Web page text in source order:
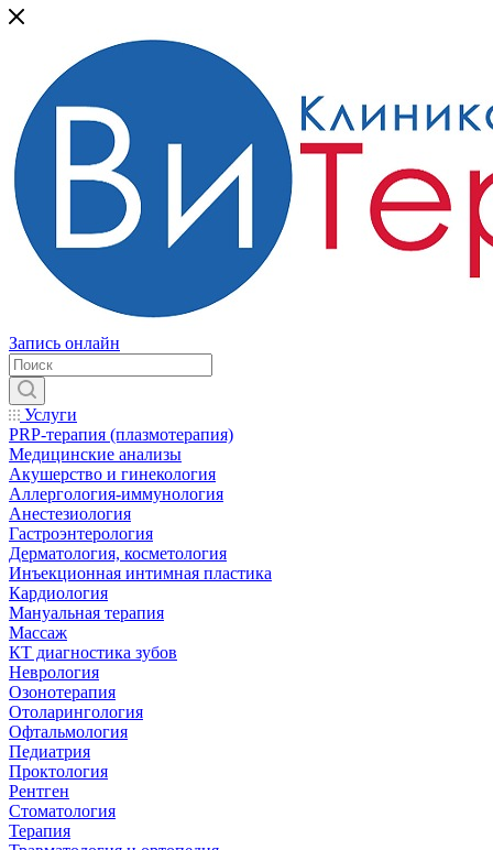
Запись онлайн
Услуги
PRP-терапия (плазмотерапия)
Медицинские анализы
Акушерство и гинекология
Аллергология-иммунология
Анестезиология
Гастроэнтерология
Дерматология, косметология
Инъекционная интимная пластика
Кардиология
Мануальная терапия
Массаж
КТ диагностика зубов
Неврология
Озонотерапия
Отоларингология
Офтальмология
Педиатрия
Проктология
Рентген
Стоматология
Терапия